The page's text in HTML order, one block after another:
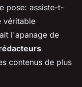
pose: assiste-t-
véritable
l'apanage de
contenus de plus